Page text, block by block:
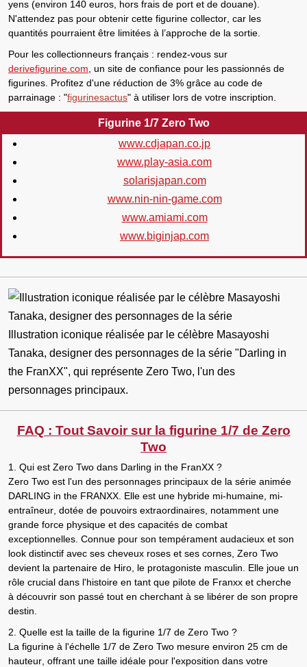
yens (environ 140 euros , hors frais de port et de douane).
N'attendez pas pour obtenir cette figurine collector , car les
quantités pourraient être limitées à l’approche de la sortie.
Pour les collectionneurs français : rendez-vous sur
derivefigurine.com , un site de confiance pour les passionnés de
figurines. Profitez d'une réduction de 3% grâce au code de
parrainage : "figurinesactus" à utiliser lors de votre inscription.
Figurine 1/7 Zero Two
www.cdjapan.co.jp
www.play-asia.com
solarisjapan.com
www.nin-nin-game.com
www.amiami.com
www.biginjap.com
Illustration iconique réalisée par le célèbre Masayoshi
Tanaka, designer des personnages de la série "Darling in
the FranXX", qui représente Zero Two, l'un des
personnages principaux.
FAQ : Tout Savoir sur la figurine 1/7 de Zero
Two
1. Qui est Zero Two dans Darling in the FranXX ?
Zero Two est l'un des personnages principaux de la série animée
DARLING in the FRANXX . Elle est une hybride mi-humaine, mi-
entraîneur , dotée de pouvoirs extraordinaires, notamment une
grande force physique et des capacités de combat
exceptionnelles. Connue pour son tempérament audacieux et son
look distinctif avec ses cheveux roses et ses cornes Zero Two
devient la partenaire de Hiro , le protagoniste masculin. Elle joue un
rôle crucial dans l'histoire en tant que pilote de Franxx et cherche
à découvrir son passé tout en cherchant à se libérer de son propre
destin.
2. Quelle est la taille de la figurine 1/7 de Zero Two ?
La figurine à l'échelle 1/7 de Zero Two mesure environ 25 cm de
hauteur , offrant une taille idéale pour l'exposition dans votre